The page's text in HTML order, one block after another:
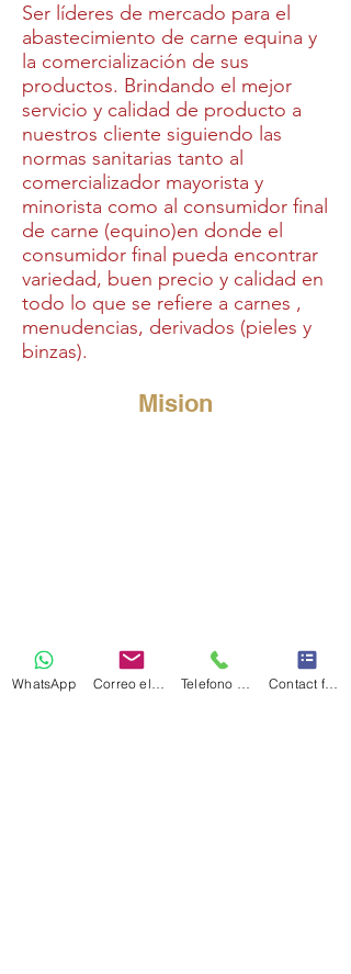
Ser líderes de mercado para el
abastecimiento de carne equina y
la comercialización de sus
productos. Brindando el mejor
servicio y calidad de producto a
nuestros cliente siguiendo las
normas sanitarias tanto al
comercializador mayorista y
minorista como al consumidor final
de carne (equino)en donde el
consumidor final pueda encontrar
variedad, buen precio y calidad en
todo lo que se refiere a carnes ,
menudencias, derivados (pieles y
binzas).
Mision
WhatsApp Contact form